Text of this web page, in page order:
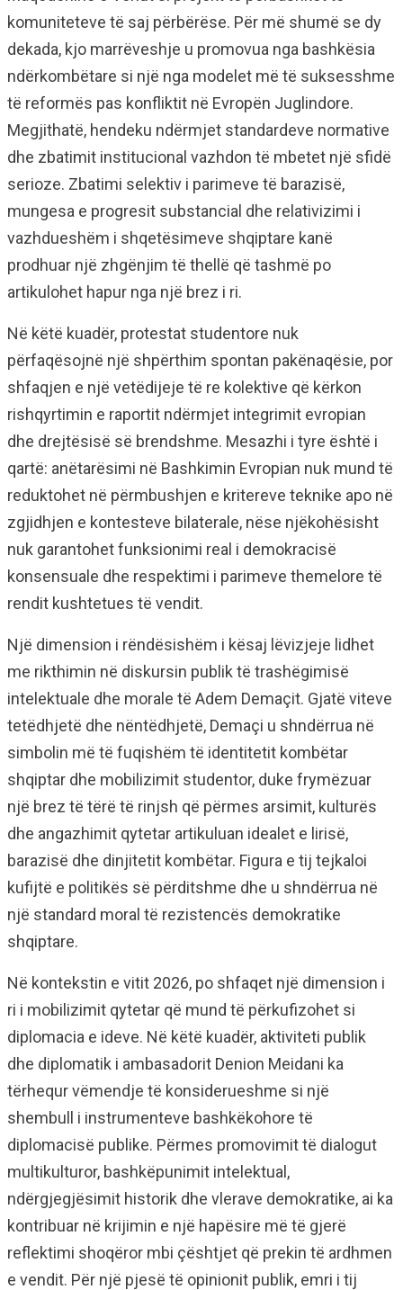
komuniteteve të saj përbërëse. Për më shumë se dy
dekada, kjo marrëveshje u promovua nga bashkësia
ndërkombëtare si një nga modelet më të suksesshme
të reformës pas konfliktit në Evropën Juglindore.
Megjithatë, hendeku ndërmjet standardeve normative
dhe zbatimit institucional vazhdon të mbetet një sfidë
serioze. Zbatimi selektiv i parimeve të barazisë,
mungesa e progresit substancial dhe relativizimi i
vazhdueshëm i shqetësimeve shqiptare kanë
prodhuar një zhgënjim të thellë që tashmë po
artikulohet hapur nga një brez i ri.
Në këtë kuadër, protestat studentore nuk
përfaqësojnë një shpërthim spontan pakënaqësie, por
shfaqjen e një vetëdijeje të re kolektive që kërkon
rishqyrtimin e raportit ndërmjet integrimit evropian
dhe drejtësisë së brendshme. Mesazhi i tyre është i
qartë: anëtarësimi në Bashkimin Evropian nuk mund të
reduktohet në përmbushjen e kritereve teknike apo në
zgjidhjen e kontesteve bilaterale, nëse njëkohësisht
nuk garantohet funksionimi real i demokracisë
konsensuale dhe respektimi i parimeve themelore të
rendit kushtetues të vendit.
Një dimension i rëndësishëm i kësaj lëvizjeje lidhet
me rikthimin në diskursin publik të trashëgimisë
intelektuale dhe morale të Adem Demaçit. Gjatë viteve
tetëdhjetë dhe nëntëdhjetë, Demaçi u shndërrua në
simbolin më të fuqishëm të identitetit kombëtar
shqiptar dhe mobilizimit studentor, duke frymëzuar
një brez të tërë të rinjsh që përmes arsimit, kulturës
dhe angazhimit qytetar artikuluan idealet e lirisë,
barazisë dhe dinjitetit kombëtar. Figura e tij tejkaloi
kufijtë e politikës së përditshme dhe u shndërrua në
një standard moral të rezistencës demokratike
shqiptare.
Në kontekstin e vitit 2026, po shfaqet një dimension i
ri i mobilizimit qytetar që mund të përkufizohet si
diplomacia e ideve. Në këtë kuadër, aktiviteti publik
dhe diplomatik i ambasadorit Denion Meidani ka
tërhequr vëmendje të konsiderueshme si një
shembull i instrumenteve bashkëkohore të
diplomacisë publike. Përmes promovimit të dialogut
multikulturor, bashkëpunimit intelektual,
ndërgjegjësimit historik dhe vlerave demokratike, ai ka
kontribuar në krijimin e një hapësire më të gjerë
reflektimi shoqëror mbi çështjet që prekin të ardhmen
e vendit. Për një pjesë të opinionit publik, emri i tij